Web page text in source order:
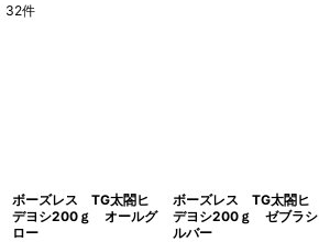
32件
ボーズレス TG太閤ヒ
デヨシ200ｇ オールグ
ロー
ボーズレス TG太閤ヒ
デヨシ200ｇ ゼブラシ
ルバー